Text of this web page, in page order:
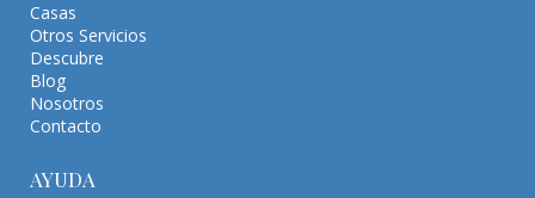
Casas
Otros Servicios
Descubre
Blog
Nosotros
Contacto
AYUDA